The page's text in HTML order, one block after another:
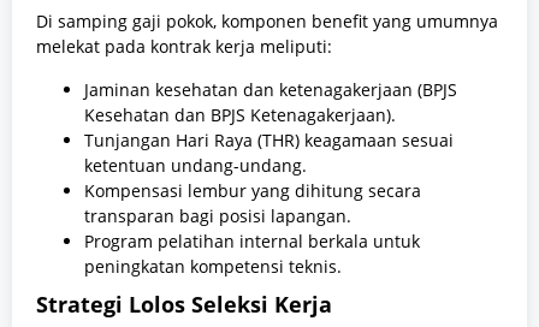
Di samping gaji pokok, komponen benefit yang umumnya
melekat pada kontrak kerja meliputi:
Jaminan kesehatan dan ketenagakerjaan (BPJS
Kesehatan dan BPJS Ketenagakerjaan).
Tunjangan Hari Raya (THR) keagamaan sesuai
ketentuan undang-undang.
Kompensasi lembur yang dihitung secara
transparan bagi posisi lapangan.
Program pelatihan internal berkala untuk
peningkatan kompetensi teknis.
Strategi Lolos Seleksi Kerja